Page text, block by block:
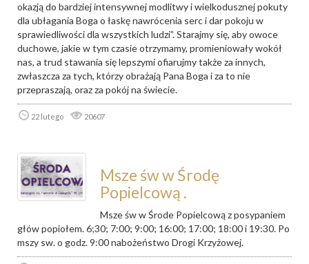
okazją do bardziej intensywnej modlitwy i wielkodusznej pokuty
dla ubłagania Boga o łaskę nawrócenia serc i dar pokoju w
sprawiedliwości dla wszystkich ludzi”. Starajmy się, aby owoce
duchowe, jakie w tym czasie otrzymamy, promieniowały wokół
nas, a trud stawania się lepszymi ofiarujmy także za innych,
zwłaszcza za tych, którzy obrażają Pana Boga i za to nie
przepraszają, oraz za pokój na świecie.
22 lutego 20607
Msze św w Środę
Popielcową .
Msze św w Środe Popielcową z posypaniem
głów popiołem. 6;30; 7:00; 9:00; 16:00; 17:00; 18:00 i 19:30. Po
mszy sw. o godz. 9:00 nabożeństwo Drogi Krzyżowej.